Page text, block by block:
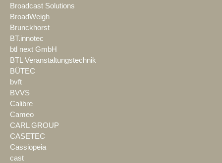
Broadcast Solutions
BroadWeigh
Brunckhorst
BT.innotec
btl next GmbH
BTL Veranstaltungstechnik
BÜTEC
bvft
BVVS
Calibre
Cameo
CARL GROUP
CASETEC
Cassiopeia
cast